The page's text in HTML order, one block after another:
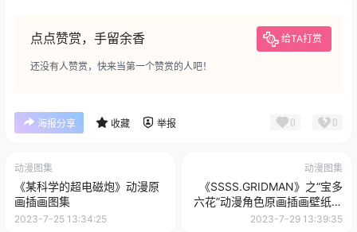
点点赞赏，手留余香 给TA打赏
还没有人赞赏，快来当第一个赞赏的人吧！
海报分享 收藏 举报 0 0
动漫图集
《某科学的超电磁炮》动漫原
画插画图集
2023-7-25 13:34:25
动漫图集
《SSSS.GRIDMAN》之“宝多
六花”动漫角色原画插画壁纸图
集
2023-7-29 13:39:35